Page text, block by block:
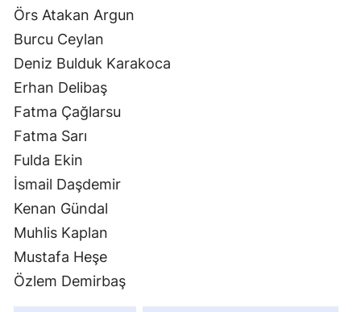
Örs Atakan Argun
Burcu Ceylan
Deniz Bulduk Karakoca
Erhan Delibaş
Fatma Çağlarsu
Fatma Sarı
Fulda Ekin
İsmail Daşdemir
Kenan Gündal
Muhlis Kaplan
Mustafa Heşe
Özlem Demirbaş